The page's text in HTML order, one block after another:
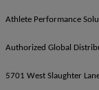
Athlete Performance
Authorized Global
5701 West Slaughter